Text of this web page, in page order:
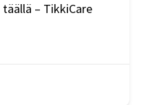
– TikkiCare